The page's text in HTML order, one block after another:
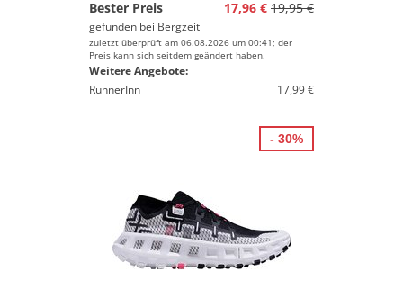
Bester Preis
17,96 € 19,95 €
gefunden bei Bergzeit
zuletzt überprüft am 06.08.2026 um 00:41; der
Preis kann sich seitdem geändert haben.
Weitere Angebote:
RunnerInn
17,99 €
- 30%